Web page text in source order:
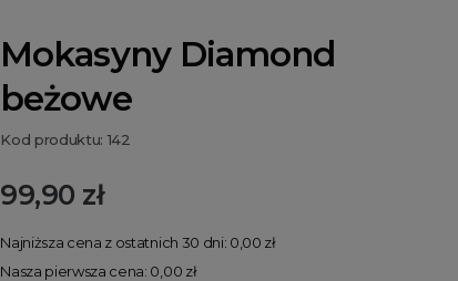
Mokasyny Diamond
beżowe
Kod produktu: 142
99,90 zł
Najniższa cena z ostatnich 30 dni: 0,00 zł
Nasza pierwsza cena: 0,00 zł